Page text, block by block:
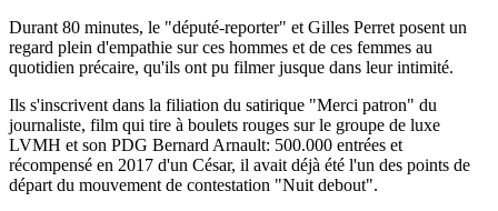
Durant 80 minutes, le "député-reporter" et Gilles Perret posent un
regard plein d'empathie sur ces hommes et de ces femmes au
quotidien précaire, qu'ils ont pu filmer jusque dans leur intimité.
Ils s'inscrivent dans la filiation du satirique "Merci patron" du
journaliste, film qui tire à boulets rouges sur le groupe de luxe
LVMH et son PDG Bernard Arnault: 500.000 entrées et
récompensé en 2017 d'un César, il avait déjà été l'un des points de
départ du mouvement de contestation "Nuit debout".